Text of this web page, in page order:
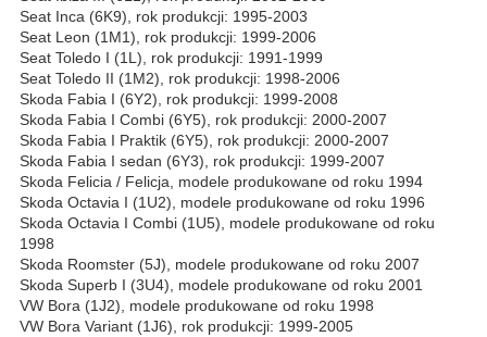
Seat Inca (6K9), rok produkcji: 1995-2003
Seat Leon (1M1), rok produkcji: 1999-2006
Seat Toledo I (1L), rok produkcji: 1991-1999
Seat Toledo II (1M2), rok produkcji: 1998-2006
Skoda Fabia I (6Y2), rok produkcji: 1999-2008
Skoda Fabia I Combi (6Y5), rok produkcji: 2000-2007
Skoda Fabia I Praktik (6Y5), rok produkcji: 2000-2007
Skoda Fabia I sedan (6Y3), rok produkcji: 1999-2007
Skoda Felicia / Felicja, modele produkowane od roku 1994
Skoda Octavia I (1U2), modele produkowane od roku 1996
Skoda Octavia I Combi (1U5), modele produkowane od roku
1998
Skoda Roomster (5J), modele produkowane od roku 2007
Skoda Superb I (3U4), modele produkowane od roku 2001
VW Bora (1J2), modele produkowane od roku 1998
VW Bora Variant (1J6), rok produkcji: 1999-2005